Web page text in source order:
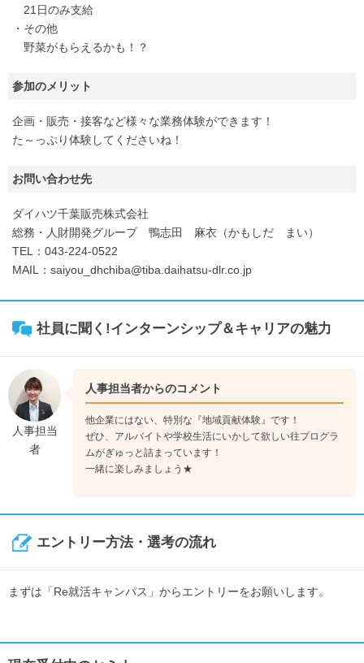
21日のみ支給
・その他
野菜がもらえるかも！？
参加のメリット
企画・販売・接客など様々な業務体験ができます！
た～っぷり体験してくださいね！
お問い合わせ先
ダイハツ千葉販売株式会社
総務・人財開発グループ 鴨志田 麻衣（かもしだ まい）
TEL：043-224-0522
MAIL：saiyou_dhchiba@tiba.daihatsu-dlr.co.jp
社員に聞く!インターンシップ＆キャリアの魅力
人事担当
者
人事担当者からのコメント
他企業にはない、特別な『地域貢献体験』です！
ぜひ、アルバイトや学校生活にいかして欲しい往プログラ
ムがぎゅっと詰まっています！
一緒に楽しみましょう★
エントリー方法・選考の流れ
まずは「Re就活キャンパス」からエントリーをお願いします。